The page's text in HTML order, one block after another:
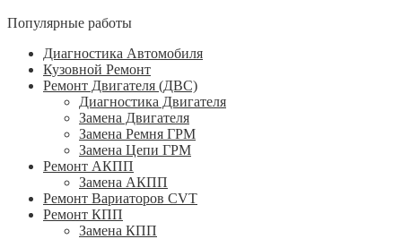
Популярные работы
Диагностика Автомобиля
Кузовной Ремонт
Ремонт Двигателя (ДВС)
Диагностика Двигателя
Замена Двигателя
Замена Ремня ГРМ
Замена Цепи ГРМ
Ремонт АКПП
Замена АКПП
Ремонт Вариаторов CVT
Ремонт КПП
Замена КПП